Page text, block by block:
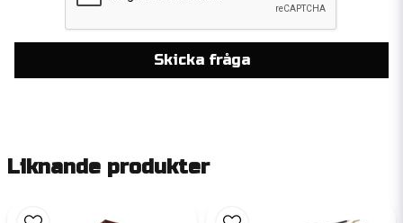
Skicka fråga
Liknande produkter